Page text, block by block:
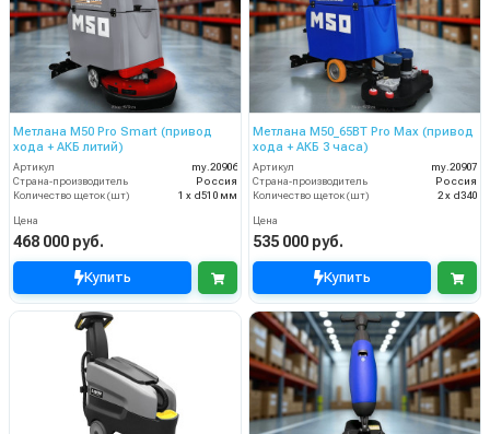
Метлана М50 Pro Smart (привод
хода + АКБ литий)
Артикул
my.20906
Страна-производитель
Россия
Количество щеток (шт)
1 х d510 мм
Цена
468 000 руб.
Купить
Метлана М50_65BT Pro Max (привод
хода + АКБ 3 часа)
Артикул
my.20907
Страна-производитель
Россия
Количество щеток (шт)
2 х d340
Цена
535 000 руб.
Купить